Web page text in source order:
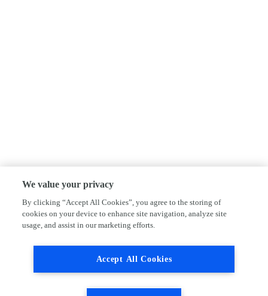
We value your privacy
By clicking “Accept All Cookies”, you agree to the storing of
cookies on your device to enhance site navigation, analyze site
usage, and assist in our marketing efforts.
Accept All Cookies